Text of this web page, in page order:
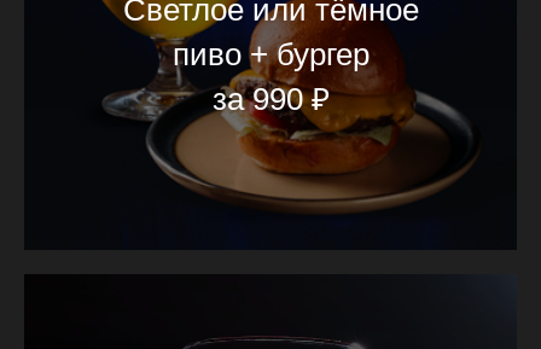
Светлое или тёмное
пиво + бургер
за 990 ₽